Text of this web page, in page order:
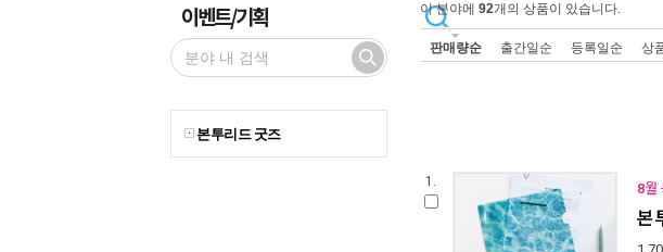
이벤트/기획
본투리드 굿즈
이 분야에 92개의 상품이 있습니다.
판매량순 출간일순 등록일순 상
1. 8월
본